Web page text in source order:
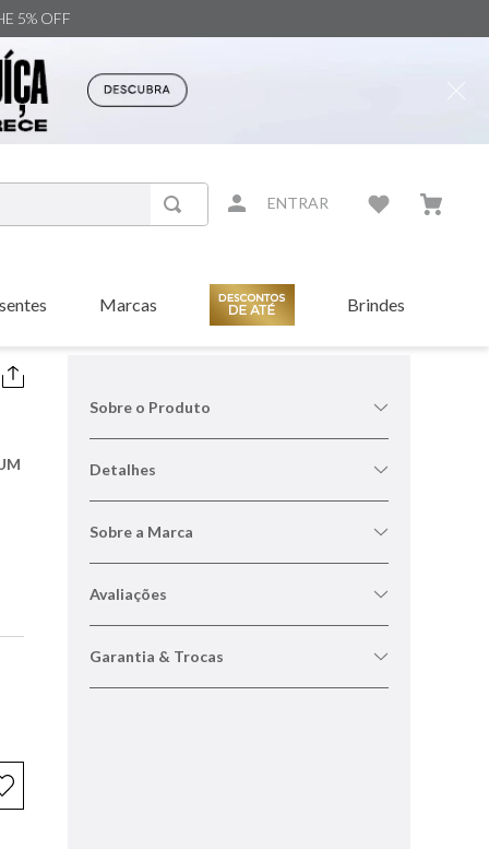
5% OFF
ENTRAR
Marcas Brindes
Sobre o Produto
Detalhes
Sobre a Marca
Avaliações
Garantia & Trocas